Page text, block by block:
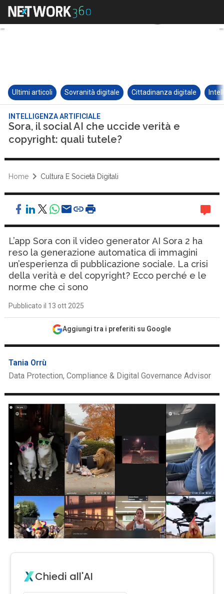
Ultimi articoli Sovranità digitale Cittadinanza digitale
INTELLIGENZA ARTIFICIALE
Sora, il social AI che uccide verità e
copyright: quali tutele?
Home Cultura E Società Digitali
L’app Sora con il video generator AI Sora 2 ha
reso la generazione automatica di immagini
un’esperienza di pubblicazione sociale. La crisi
della verità e del copyright? Ecco perché e le
norme che ci sono
Pubblicato il 13 ott 2025
Aggiungi tra i preferiti su Google
Tania Orrù
Data Protection, Compliance & Digital Governance Advisor
Chiedi all'AI